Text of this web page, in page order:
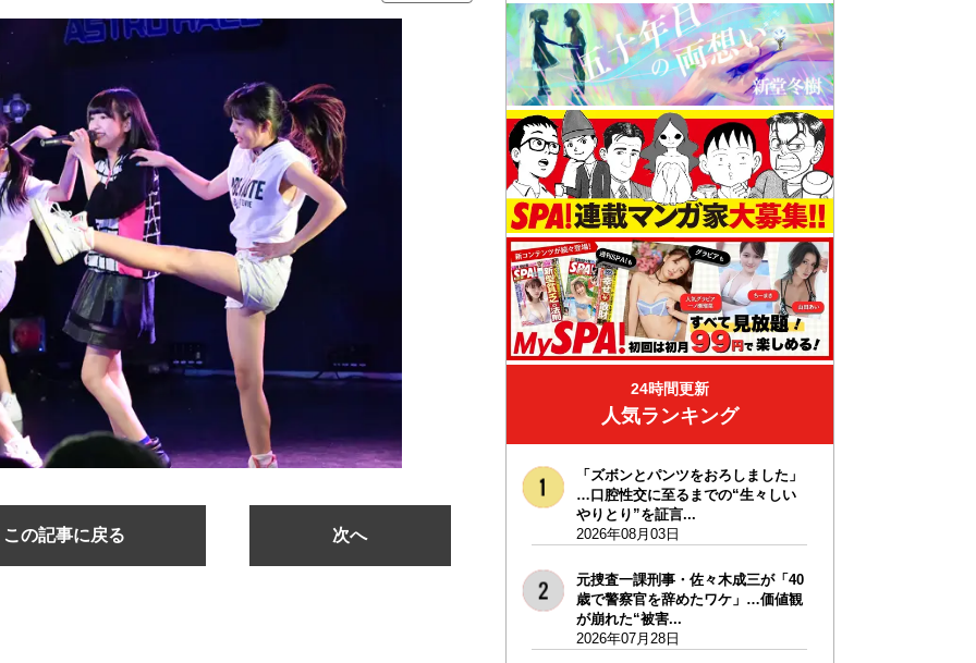
この記事に戻る 次へ
24時間更新
人気ランキング
「ズボンとパンツをおろしました」
…口腔性交に至るまでの“生々しい
やりとり”を証言...
2026年08月03日
元捜査一課刑事・佐々木成三が「40
歳で警察官を辞めたワケ」…価値観
が崩れた“被害...
2026年07月28日